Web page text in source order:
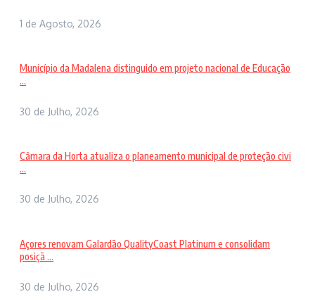
1 de Agosto, 2026
Município da Madalena distinguido em projeto nacional de Educação
...
30 de Julho, 2026
Câmara da Horta atualiza o planeamento municipal de proteção civi
...
30 de Julho, 2026
Açores renovam Galardão QualityCoast Platinum e consolidam
posiçã ...
30 de Julho, 2026